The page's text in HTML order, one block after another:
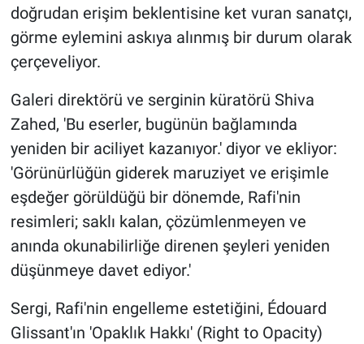
doğrudan erişim beklentisine ket vuran sanatçı,
görme eylemini askıya alınmış bir durum olarak
çerçeveliyor.
Galeri direktörü ve serginin küratörü Shiva
Zahed, 'Bu eserler, bugünün bağlamında
yeniden bir aciliyet kazanıyor.' diyor ve ekliyor:
'Görünürlüğün giderek maruziyet ve erişimle
eşdeğer görüldüğü bir dönemde, Rafi'nin
resimleri; saklı kalan, çözümlenmeyen ve
anında okunabilirliğe direnen şeyleri yeniden
düşünmeye davet ediyor.'
Sergi, Rafi'nin engelleme estetiğini, Édouard
Glissant'ın 'Opaklık Hakkı' (Right to Opacity)